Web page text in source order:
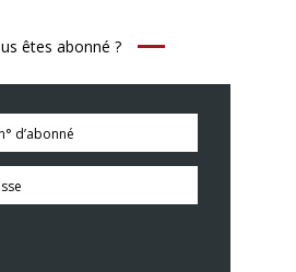
êtes abonné ?